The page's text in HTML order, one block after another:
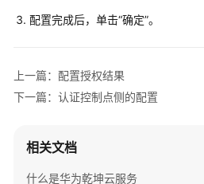
火
心
换
+接
入
交
配置完成后，单击“确定”。
上一篇：配置授权结果
下一篇：认证控制点侧的配置
相关文档
什么是华为乾坤云服务